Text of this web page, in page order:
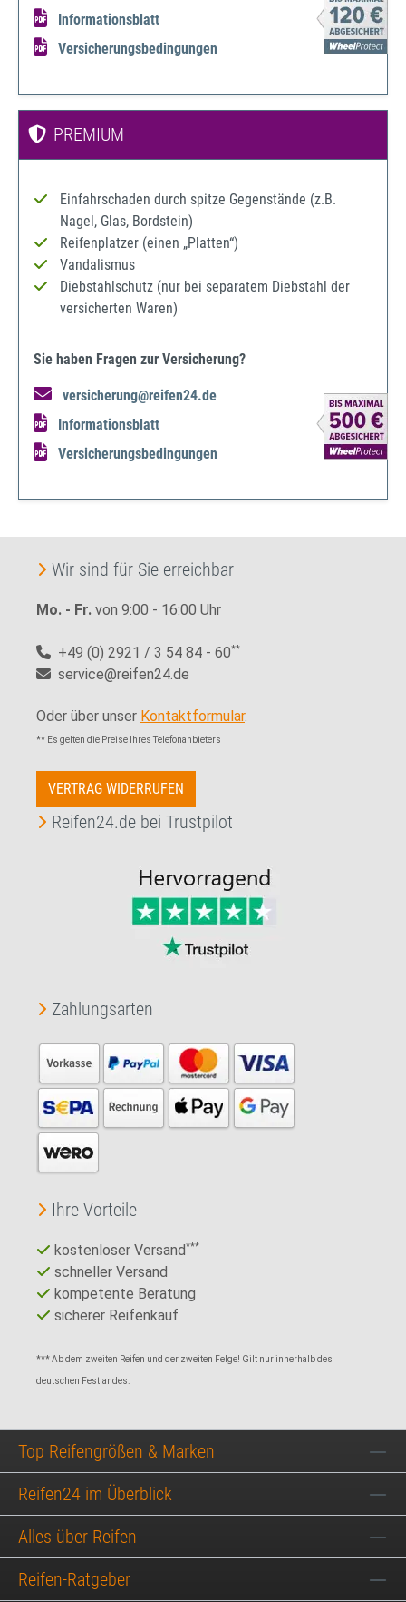
Informationsblatt
Versicherungsbedingungen
PREMIUM
Einfahrschaden durch spitze Gegenstände (z.B.
Nagel, Glas, Bordstein)
Reifenplatzer (einen „Platten“)
Vandalismus
Diebstahlschutz (nur bei separatem Diebstahl der
versicherten Waren)
Sie haben Fragen zur Versicherung?
versicherung@reifen24.de
Informationsblatt
Versicherungsbedingungen
Wir sind für Sie erreichbar
Mo. - Fr. von 9:00 - 16:00 Uhr
+49 (0) 2921 / 3 54 84 - 60**
service@reifen24.de
Oder über unser Kontaktformular.
** Es gelten die Preise Ihres Telefonanbieters
VERTRAG WIDERRUFEN
Reifen24.de bei Trustpilot
Zahlungsarten
Ihre Vorteile
kostenloser Versand***
schneller Versand
kompetente Beratung
sicherer Reifenkauf
*** Ab dem zweiten Reifen und der zweiten Felge! Gilt nur innerhalb des
deutschen Festlandes.
Top Reifengrößen & Marken
Reifen24 im Überblick
Alles über Reifen
Reifen-Ratgeber